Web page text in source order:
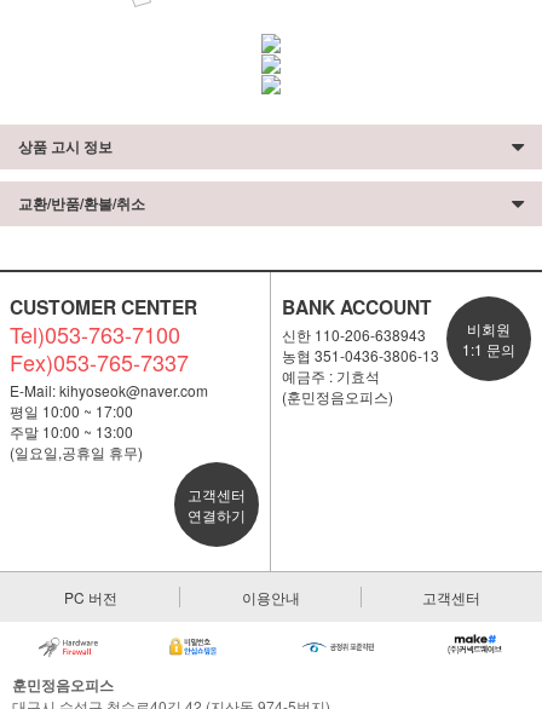
상품 고시 정보
교환/반품/환불/취소
CUSTOMER CENTER
Tel)053-763-7100
Fex)053-765-7337
E-Mail:kihyoseok@naver.com
평일 10:00 ~ 17:00
주말 10:00 ~ 13:00
(일요일,공휴일 휴무)
고객센터
연결하기
BANK ACCOUNT
신한 110-206-638943
농협 351-0436-3806-13
예금주 : 기효석
(훈민정음오피스)
비회원
1:1 문의
PC 버전 이용안내 고객센터
훈민정음오피스